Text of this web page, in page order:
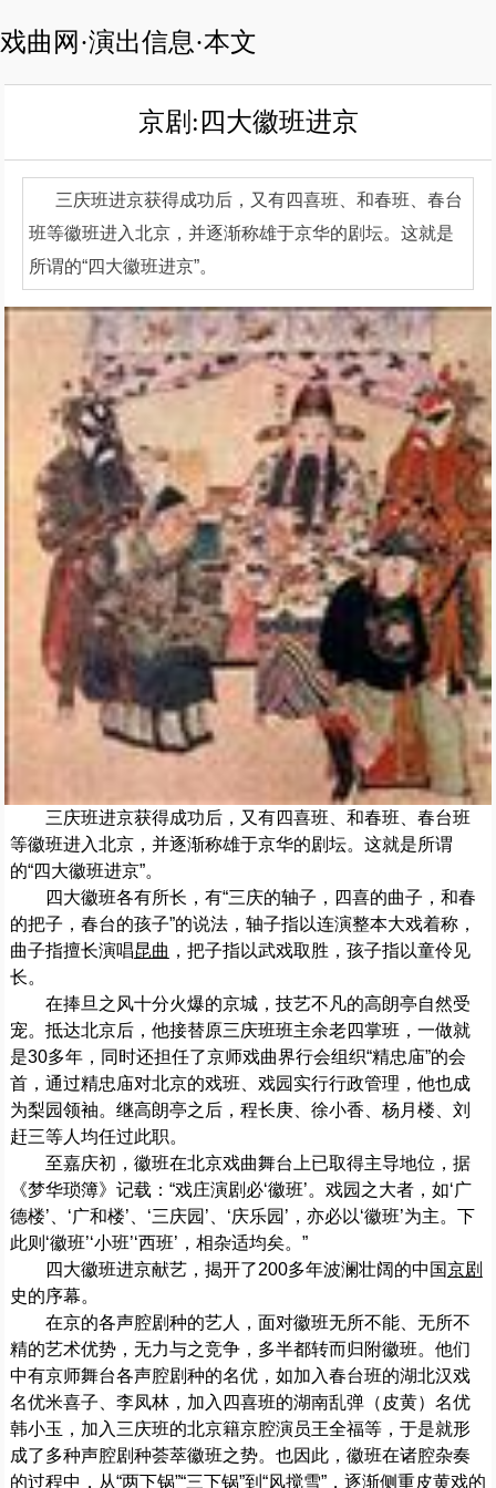
戏曲网·演出信息·本文
京剧:四大徽班进京
三庆班进京获得成功后，又有四喜班、和春班、春台
班等徽班进入北京，并逐渐称雄于京华的剧坛。这就是
所谓的“四大徽班进京”。
三庆班进京获得成功后，又有四喜班、和春班、春台班
等徽班进入北京，并逐渐称雄于京华的剧坛。这就是所谓
的“四大徽班进京”。
四大徽班各有所长，有“三庆的轴子，四喜的曲子，和春
的把子，春台的孩子”的说法，轴子指以连演整本大戏着称，
曲子指擅长演唱昆曲 ，把子指以武戏取胜，孩子指以童伶见
长。
在捧旦之风十分火爆的京城，技艺不凡的高朗亭自然受
宠。抵达北京后，他接替原三庆班班主余老四掌班，一做就
是30多年，同时还担任了京师戏曲界行会组织“精忠庙”的会
首，通过精忠庙对北京的戏班、戏园实行行政管理，他也成
为梨园领袖。继高朗亭之后，程长庚、徐小香、杨月楼、刘
赶三等人均任过此职。
至嘉庆初，徽班在北京戏曲舞台上已取得主导地位，据
《梦华琐簿》记载：“戏庄演剧必‘徽班’。戏园之大者，如‘广
德楼’、‘广和楼’、‘三庆园’、‘庆乐园’，亦必以‘徽班’为主。下
此则‘徽班’‘小班’‘西班’，相杂适均矣。”
四大徽班进京献艺，揭开了200多年波澜壮阔的中国京剧
史的序幕。
在京的各声腔剧种的艺人，面对徽班无所不能、无所不
精的艺术优势，无力与之竞争，多半都转而归附徽班。他们
中有京师舞台各声腔剧种的名优，如加入春台班的湖北汉戏
名优米喜子、李凤林，加入四喜班的湖南乱弹（皮黄）名优
韩小玉，加入三庆班的北京籍京腔演员王全福等，于是就形
成了多种声腔剧种荟萃徽班之势。也因此，徽班在诸腔杂奏
的过程中，从“两下锅”“三下锅”到“风搅雪”，逐渐侧重皮黄戏的